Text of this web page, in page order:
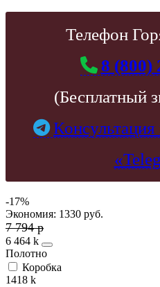
Телефон
8 (800)
(Бесплатный
Консультация
-17%
Экономия: 1330 руб.
7 794p
6 464 k
Полотно
Коробка
1418 k